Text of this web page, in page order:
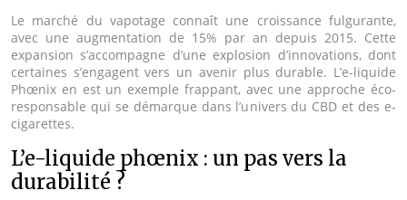
Le marché du vapotage connaît une croissance fulgurante,
avec une augmentation de 15% par an depuis 2015. Cette
expansion s’accompagne d’une explosion d’innovations, dont
certaines s’engagent vers un avenir plus durable. L’e-liquide
Phœnix en est un exemple frappant, avec une approche éco-
responsable qui se démarque dans l’univers du CBD et des e-
cigarettes.
L’e-liquide phœnix : un pas vers la
durabilité ?